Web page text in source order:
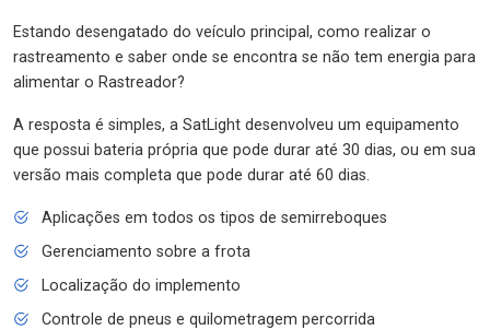
Estando desengatado do veículo principal, como realizar o
rastreamento e saber onde se encontra se não tem energia para
alimentar o Rastreador?
A resposta é simples, a SatLight desenvolveu um equipamento
que possui bateria própria que pode durar até 30 dias, ou em sua
versão mais completa que pode durar até 60 dias.
Aplicações em todos os tipos de semirreboques
Gerenciamento sobre a frota
Localização do implemento
Controle de pneus e quilometragem percorrida